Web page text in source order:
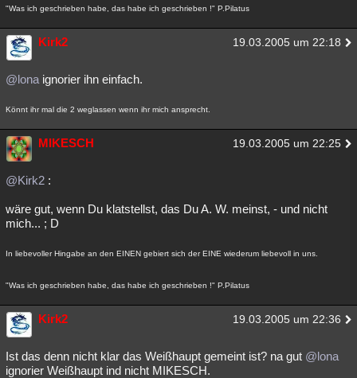
"Was ich geschrieben habe, das habe ich geschrieben !" P.Pilatus
Kirk2 19.03.2005 um 22:18
@lona ignorier ihn einfach.
Könnt ihr mal die 2 weglassen wenn ihr mich ansprecht.
MIKESCH 19.03.2005 um 22:25
@Kirk2 :
wäre gut, wenn Du klatstellst, das Du A. W. meinst, - und nicht
mich... ; D
In liebevoller Hingabe an den EINEN gebiert sich der EINE wiederum liebevoll in uns.
"Was ich geschrieben habe, das habe ich geschrieben !" P.Pilatus
Kirk2 19.03.2005 um 22:36
Ist das denn nicht klar das Weißhaupt gemeint ist? na gut @lona
ignorier Weißhaupt ind nicht MIKESCH.